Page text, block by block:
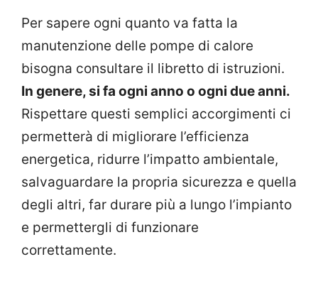
Per sapere ogni quanto va fatta la
manutenzione delle pompe di calore
bisogna consultare il libretto di istruzioni.
In genere, si fa ogni anno o ogni due anni.
Rispettare questi semplici accorgimenti ci
permetterà di migliorare l’efficienza
energetica, ridurre l’impatto ambientale,
salvaguardare la propria sicurezza e quella
degli altri, far durare più a lungo l’impianto
e permettergli di funzionare
correttamente.